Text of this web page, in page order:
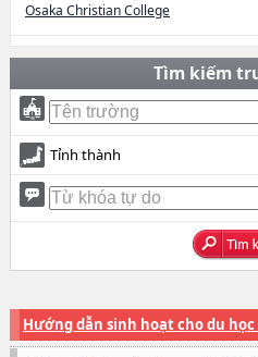
Osaka Christian College
Tìm kiếm
Tỉnh thành
Hướng dẫn sinh hoạt cho du học